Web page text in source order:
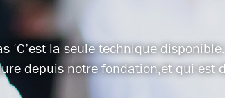
‘C’est la seule technique
depuis notre fondation,et qui